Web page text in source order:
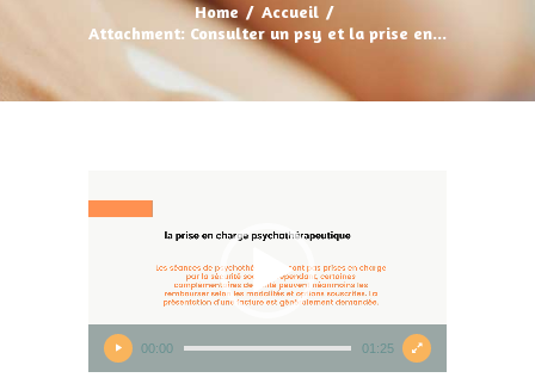
Home
Accueil
Attachment: Consulter un psy et la prise en...
00:00 01:25